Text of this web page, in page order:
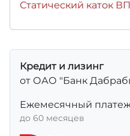
Статический каток
Кредит и лизинг
от ОАО "Банк
Ежемесячный
до 60 месяцев